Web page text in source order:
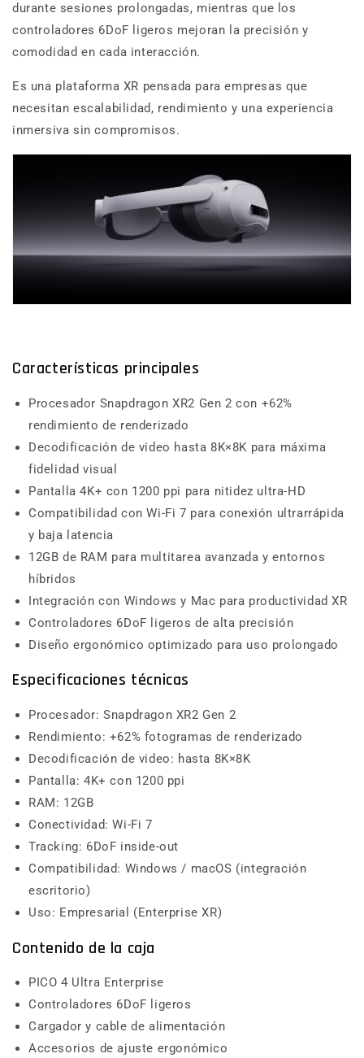
durante sesiones prolongadas, mientras que los
controladores 6DoF ligeros mejoran la precisión y
comodidad en cada interacción.
Es una plataforma XR pensada para empresas que
necesitan escalabilidad, rendimiento y una experiencia
inmersiva sin compromisos.
Características principales
Procesador Snapdragon XR2 Gen 2 con +62%
rendimiento de renderizado
Decodificación de video hasta 8K×8K para máxima
fidelidad visual
Pantalla 4K+ con 1200 ppi para nitidez ultra-HD
Compatibilidad con Wi-Fi 7 para conexión ultrarrápida
y baja latencia
12GB de RAM para multitarea avanzada y entornos
híbridos
Integración con Windows y Mac para productividad XR
Controladores 6DoF ligeros de alta precisión
Diseño ergonómico optimizado para uso prolongado
Especificaciones técnicas
Procesador: Snapdragon XR2 Gen 2
Rendimiento: +62% fotogramas de renderizado
Decodificación de video: hasta 8K×8K
Pantalla: 4K+ con 1200 ppi
RAM: 12GB
Conectividad: Wi-Fi 7
Tracking: 6DoF inside-out
Compatibilidad: Windows / macOS (integración
escritorio)
Uso: Empresarial (Enterprise XR)
Contenido de la caja
PICO 4 Ultra Enterprise
Controladores 6DoF ligeros
Cargador y cable de alimentación
Accesorios de ajuste ergonómico